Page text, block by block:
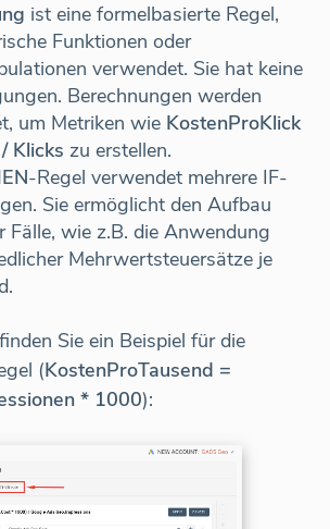
ist eine formelbasierte Regel,
Funktionen oder
verwendet. Sie hat keine
Berechnungen werden
um Metriken wie KostenProKlick
Klicks zu erstellen.
-Regel verwendet mehrere IF-
Sie ermöglicht den Aufbau
Fälle, wie z.B. die Anwendung
Mehrwertsteuersätze je
Sie ein Beispiel für die
(KostenProTausend =
* 1000):